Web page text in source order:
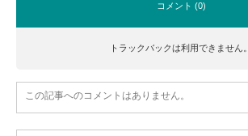
コメント (0)
トラックバックは利用できません。
この記事へのコメントはありません。